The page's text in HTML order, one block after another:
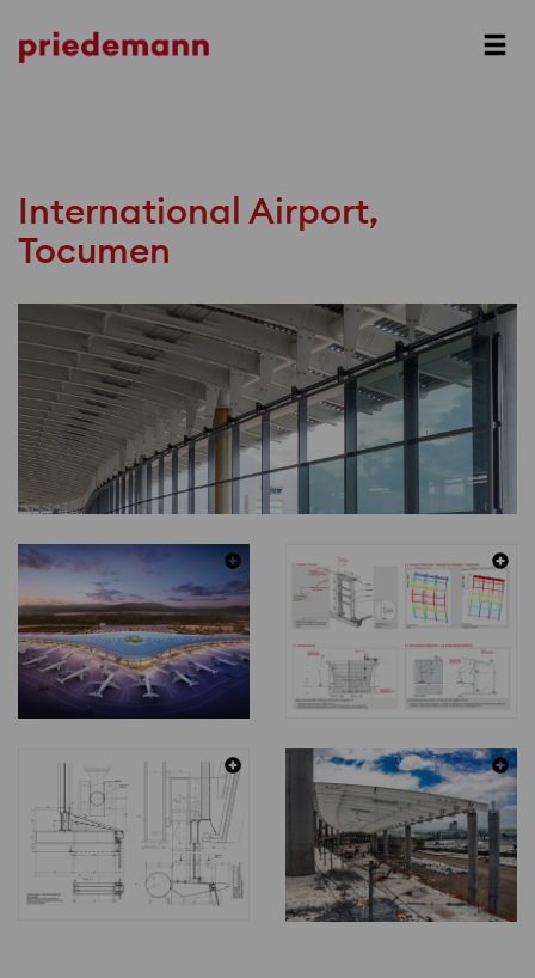
Prev
International Airport,
Tocumen